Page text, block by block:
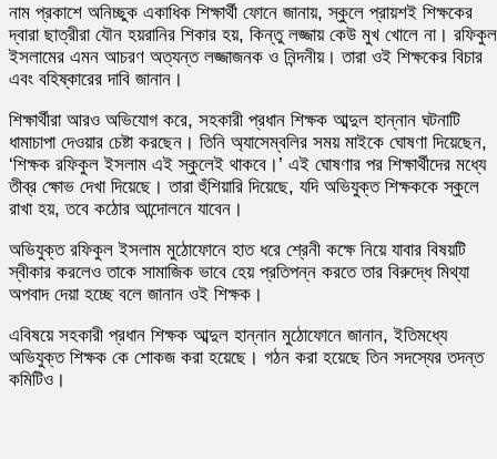
নাম প্রকাশে অনিচ্ছুক একাধিক শিক্ষার্থী ফোনে জানায়, স্কুলে প্রায়শই শিক্ষকের
দ্বারা ছাত্রীরা যৌন হয়রানির শিকার হয়, কিন্তু লজ্জায় কেউ মুখ খোলে না। রফিকুল
ইসলামের এমন আচরণ অত্যন্ত লজ্জাজনক ও নিন্দনীয়। তারা ওই শিক্ষকের বিচার
এবং বহিষ্কারের দাবি জানান।
শিক্ষার্থীরা আরও অভিযোগ করে, সহকারী প্রধান শিক্ষক আব্দুল হান্নান ঘটনাটি
ধামাচাপা দেওয়ার চেষ্টা করছেন। তিনি অ্যাসেম্বলির সময় মাইকে ঘোষণা দিয়েছেন,
‘শিক্ষক রফিকুল ইসলাম এই স্কুলেই থাকবে।’ এই ঘোষণার পর শিক্ষার্থীদের মধ্যে
তীব্র ক্ষোভ দেখা দিয়েছে। তারা হুঁশিয়ারি দিয়েছে, যদি অভিযুক্ত শিক্ষককে স্কুলে
রাখা হয়, তবে কঠোর আন্দোলনে যাবেন।
অভিযুক্ত রফিকুল ইসলাম মুঠোফোনে হাত ধরে শ্রেনী কক্ষে নিয়ে যাবার বিষয়টি
স্বীকার করলেও তাকে সামাজিক ভাবে হেয় প্রতিপন্ন করতে তার বিরুদ্ধে মিথ্যা
অপবাদ দেয়া হচ্ছে বলে জানান ওই শিক্ষক।
এবিষয়ে সহকারী প্রধান শিক্ষক আব্দুল হান্নান মুঠোফোনে জানান, ইতিমধ্যে
অভিযুক্ত শিক্ষক কে শোকজ করা হয়েছে। গঠন করা হয়েছে তিন সদস্যের তদন্ত
কমিটিও।